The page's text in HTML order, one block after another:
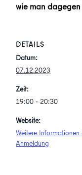
wie man
DETAILS
Datum:
07.12.2023
Zeit:
19:00 - 20:30
Website:
Weitere Informationen
Anmeldung